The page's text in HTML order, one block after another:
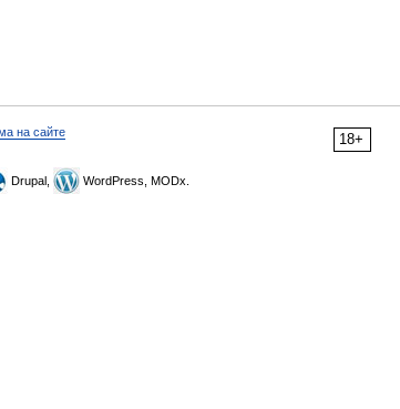
18+
на сайте
Drupal, WordPress, MODx.